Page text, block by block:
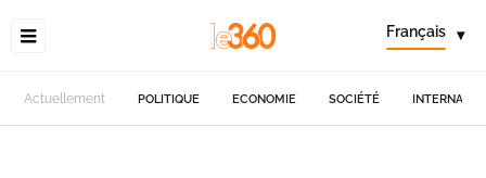
Français ▾
Actuellement POLITIQUE ECONOMIE SOCIÉTÉ